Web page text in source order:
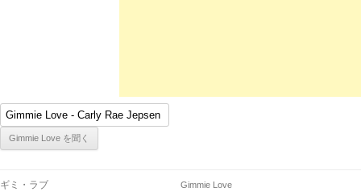
ギミ・ラブ
Gimmie Love